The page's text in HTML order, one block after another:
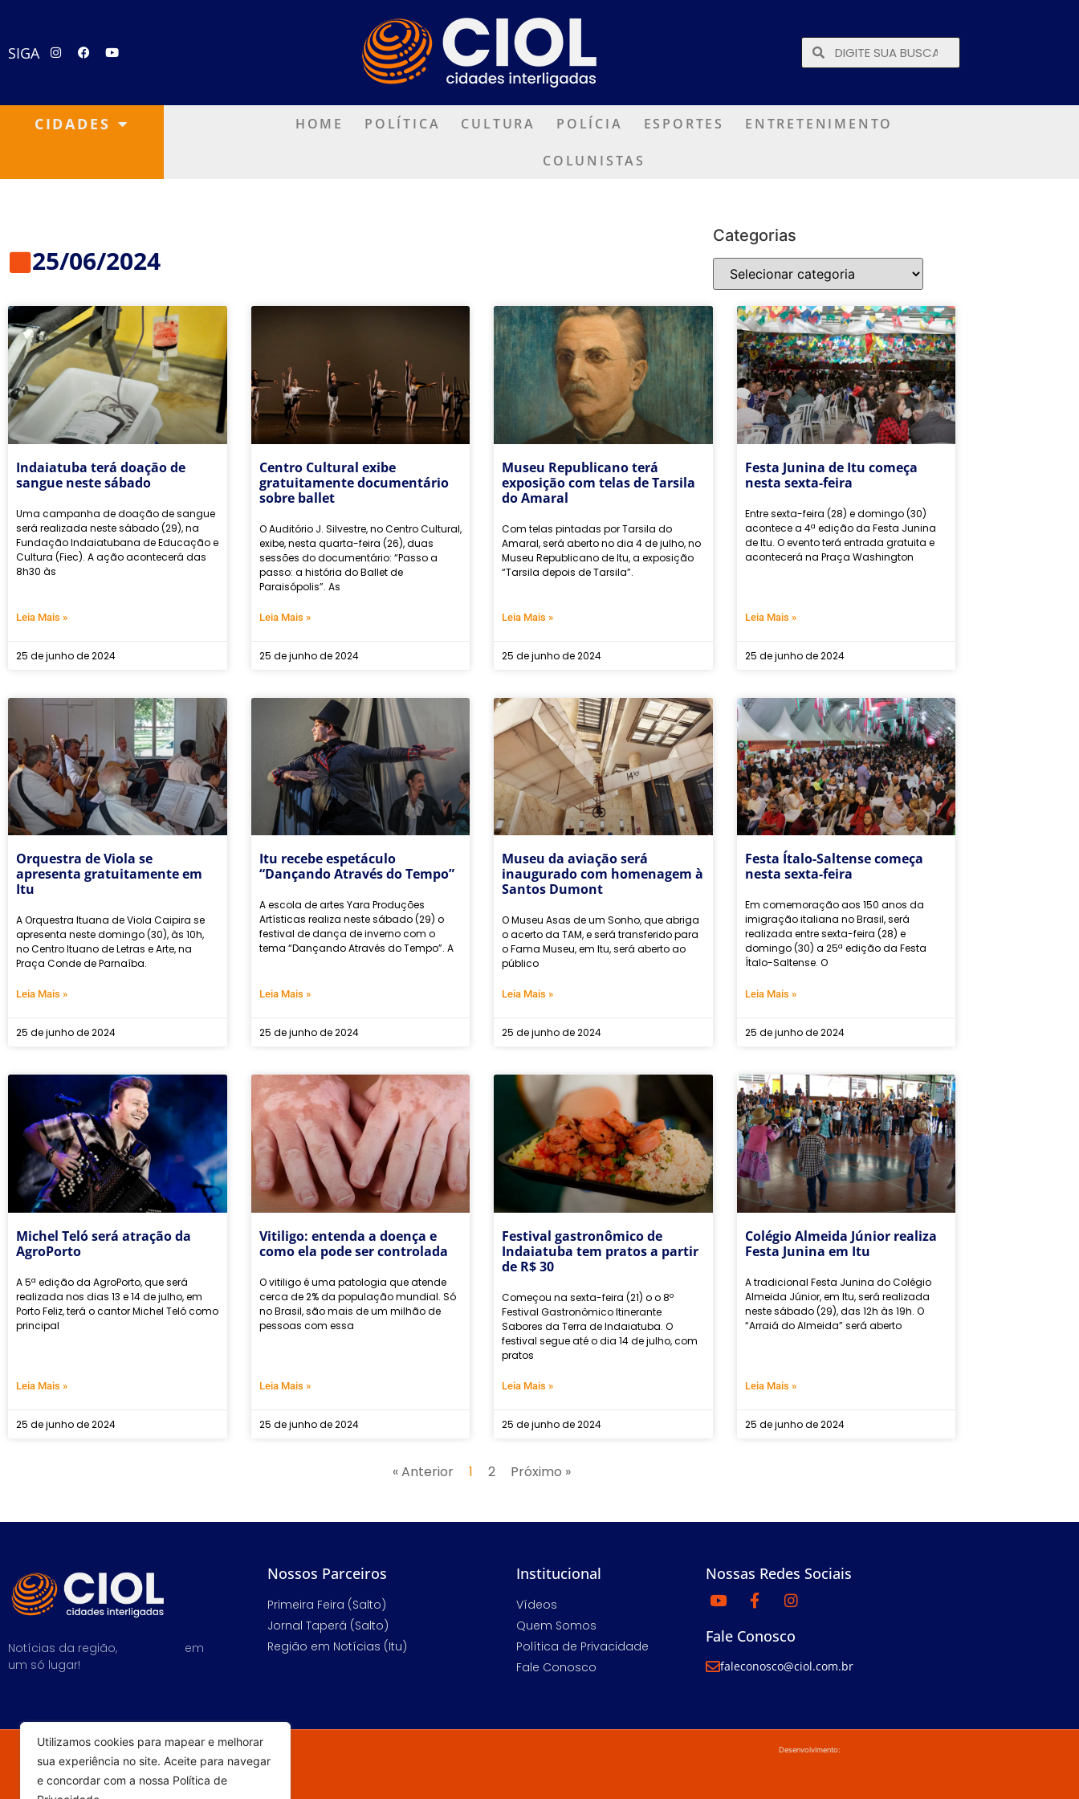
Utilizamos cookies para mapear e melhorar
sua experiência no site. Aceite para navegar
e concordar com a nossa Política de
SIGA
CIDADES HOME POLÍTICA CULTURA POLÍCIA ESPORTES ENTRETENIMENTO
COLUNISTAS
25/06/2024
Categorias
Indaiatuba terá doação de
sangue neste sábado
Uma campanha de doação de sangue
será realizada neste sábado (29), na
Fundação Indaiatubana de Educação e
Cultura (Fiec). A ação acontecerá das
8h30 às
Leia Mais »
25 de junho de 2024
Centro Cultural exibe
gratuitamente documentário
sobre ballet
O Auditório J. Silvestre, no Centro Cultural,
exibe, nesta quarta-feira (26), duas
sessões do documentário: “Passo a
passo: a história do Ballet de
Paraisópolis”. As
Leia Mais »
25 de junho de 2024
Museu Republicano terá
exposição com telas de Tarsila
do Amaral
Com telas pintadas por Tarsila do
Amaral, será aberto no dia 4 de julho, no
Museu Republicano de Itu, a exposição
“Tarsila depois de Tarsila”.
Leia Mais »
25 de junho de 2024
Festa Junina de Itu começa
nesta sexta-feira
Entre sexta-feira (28) e domingo (30)
acontece a 4ª edição da Festa Junina
de Itu. O evento terá entrada gratuita e
acontecerá na Praça Washington
Leia Mais »
25 de junho de 2024
Orquestra de Viola se
apresenta gratuitamente em
Itu
A Orquestra Ituana de Viola Caipira se
apresenta neste domingo (30), às 10h,
no Centro Ituano de Letras e Arte, na
Praça Conde de Parnaíba.
Leia Mais »
25 de junho de 2024
Itu recebe espetáculo
“Dançando Através do Tempo”
A escola de artes Yara Produções
Artísticas realiza neste sábado (29) o
festival de dança de inverno com o
tema “Dançando Através do Tempo”. A
Leia Mais »
25 de junho de 2024
Museu da aviação será
inaugurado com homenagem à
Santos Dumont
O Museu Asas de um Sonho, que abriga
o acerto da TAM, e será transferido para
o Fama Museu, em Itu, será aberto ao
público
Leia Mais »
25 de junho de 2024
Festa Ítalo-Saltense começa
nesta sexta-feira
Em comemoração aos 150 anos da
imigração italiana no Brasil, será
realizada entre sexta-feira (28) e
domingo (30) a 25ª edição da Festa
Ítalo-Saltense. O
Leia Mais »
25 de junho de 2024
Michel Teló será atração da
AgroPorto
A 5ª edição da AgroPorto, que será
realizada nos dias 13 e 14 de julho, em
Porto Feliz, terá o cantor Michel Teló como
principal
Leia Mais »
25 de junho de 2024
Vitiligo: entenda a doença e
como ela pode ser controlada
O vitiligo é uma patologia que atende
cerca de 2% da população mundial. Só
no Brasil, são mais de um milhão de
pessoas com essa
Leia Mais »
25 de junho de 2024
Festival gastronômico de
Indaiatuba tem pratos a partir
de R$ 30
Começou na sexta-feira (21) o o 8º
Festival Gastronômico Itinerante
Sabores da Terra de Indaiatuba. O
festival segue até o dia 14 de julho, com
pratos
Leia Mais »
25 de junho de 2024
Colégio Almeida Júnior realiza
Festa Junina em Itu
A tradicional Festa Junina do Colégio
Almeida Júnior, em Itu, será realizada
neste sábado (29), das 12h às 19h. O
“Arraiá do Almeida” será aberto
Leia Mais »
25 de junho de 2024
« Anterior 1 2 Próximo »
Notícias da região, em
um só lugar!
Nossos Parceiros
Primeira Feira (Salto)
Jornal Taperá (Salto)
Região em Notícias (Itu)
Institucional
Vídeos
Quem Somos
Política de Privacidade
Fale Conosco
Nossas Redes Sociais
Fale Conosco
faleconosco@ciol.com.br
Desenvolvimento: